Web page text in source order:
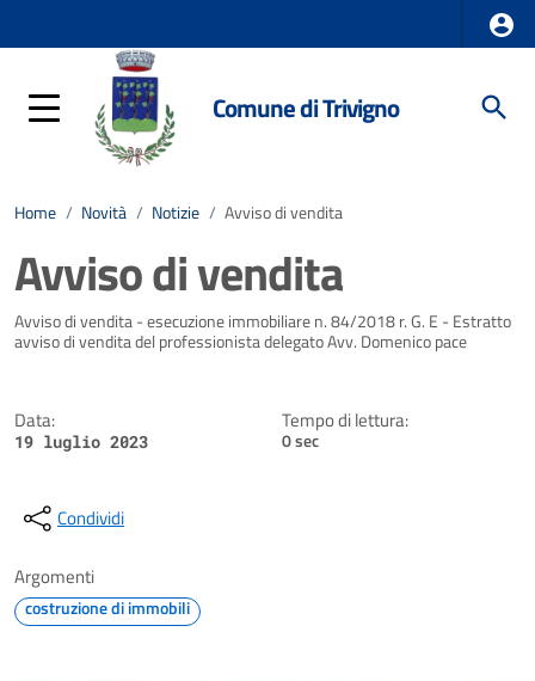
Comune di Trivigno
Home / Novità / Notizie / Avviso di vendita
Avviso di vendita
Dettagli della notizia
Avviso di vendita - esecuzione immobiliare n. 84/2018 r. G. E - Estratto
avviso di vendita del professionista delegato Avv. Domenico pace
Data:
19 luglio 2023
Tempo di lettura:
0 sec
Condividi
Argomenti
costruzione di immobili